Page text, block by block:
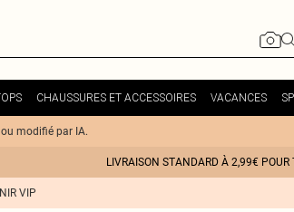
CHAUSSURES ET ACCESSOIRES VACANCES
modifié par IA.
LIVRAISON STANDARD À 2,99€
VIP